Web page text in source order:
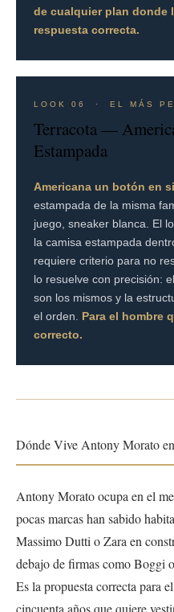
de cualquier plan donde
respuesta correcta.
LOOK 06 · EL MÁS
Terracota —
Estampada
Americana un botón en
estampada de la misma
juego, sneaker blanca. El
la camisa estampada
requiere criterio para no
lo resuelve con precisión:
son los mismos y la
el orden. Para el hombre
correcto.
Dónde Vive Antony Morato
Antony Morato ocupa en el
pocas marcas han sabido
Massimo Dutti o Zara en
debajo de firmas como Boggi
Es la propuesta correcta para
cincuenta años que quiere